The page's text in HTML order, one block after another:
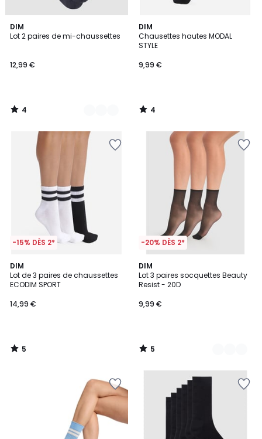
DIM
Lot 2 paires de mi-chaussettes
12,99 €
4
/
2
Couleurs
4
/
DIM
Chausettes hautes MODAL
STYLE
9,99 €
4
/
5
4
/
-15% DÈS 2*
DIM
Lot de 3 paires de chaussettes
ECODIM SPORT
14,99 €
5
/
5
5
/
-20% DÈS 2*
DIM
Lot 3 paires socquettes Beauty
Resist - 20D
9,99 €
5
/
5
2
Couleurs
5
/